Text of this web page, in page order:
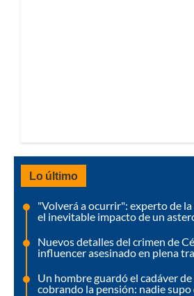
Lo último
"Volverá a ocurrir": experto de
el inevitable impacto de un
Nuevos detalles del crimen de
influencer asesinado en plena
Un hombre guardó el cadáver
cobrando la pensión: nadie supo